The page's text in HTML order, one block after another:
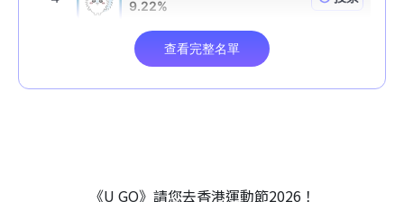
《U GO》請您去香港運動節2026！